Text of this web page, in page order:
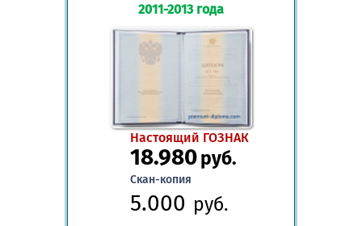
2011-2013 года
Настоящий ГОЗНАК
18.980руб.
Скан-копия
5.000 руб.